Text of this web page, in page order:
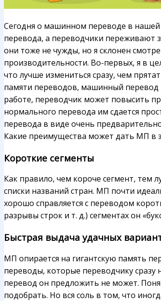
Сегодня о машинном переводе в нашей
перевода, а переводчики переживают
они тоже не чужды, но я склонен
производительности. Во-первых, я в
что лучше измениться сразу, чем
памяти переводов, машинный перевод
работе, переводчик может повысить
нормального перевода им сдается
перевода в виде очень
Какие преимущества может дать МП в
Короткие сегменты
Как правило, чем короче сегмент, тем
списки названий стран. МП почти
хорошо справляется с переводом
разрывы строк и т. д.) сегментах он
Быстрая выдача удачных
МП опирается на гигантскую память
переводы, которые переводчику сразу
перевод он предложить не может.
подобрать. Но вся соль в том, что